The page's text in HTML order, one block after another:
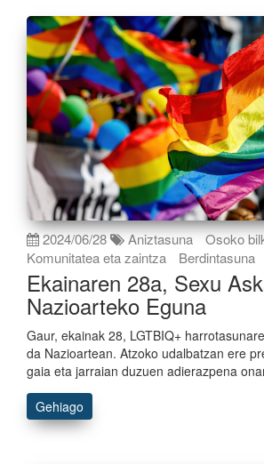
2024/06/28 Aniztasuna
Osoko
Komunitatea eta zaintza
Berdintasuna
Ekainaren 28a, Sexu
Nazioarteko Eguna
Gaur, ekainak 28, LGTBIQ+
da Nazioartean. Atzoko udalbatzan ere
gaia eta jarraian duzuen adierazpena
Gehiago